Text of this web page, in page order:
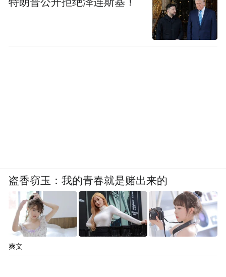
盗香窃玉：我的青春就是赌出来的
爽文